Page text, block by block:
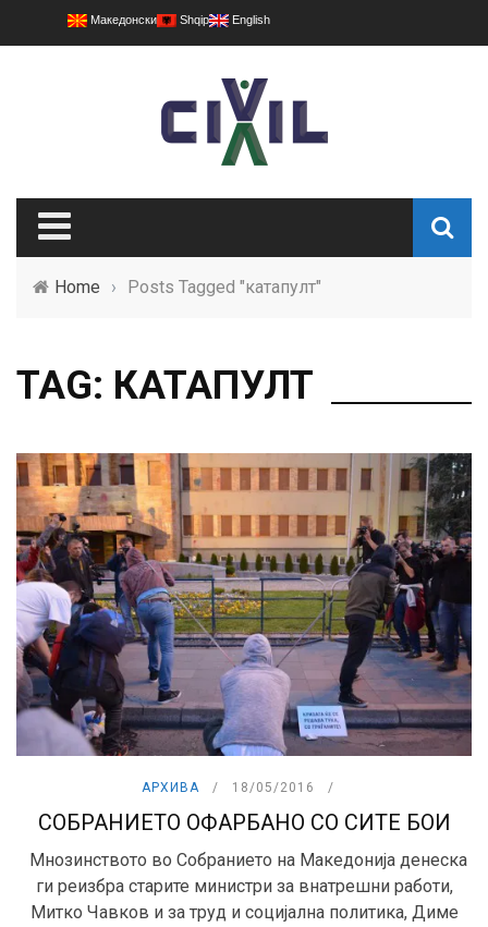
Македонски Shqip English
Home › Posts Tagged "катапулт"
TAG: КАТАПУЛТ
АРХИВА 18/05/2016
СОБРАНИЕТО ОФАРБАНО СО СИТЕ БОИ
Мнозинството во Собранието на Македонија денеска
ги реизбра старите министри за внатрешни работи,
Митко Чавков и за труд и социјална политика, Диме